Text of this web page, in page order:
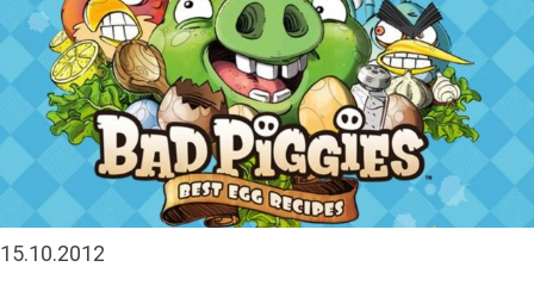
15.10.2012